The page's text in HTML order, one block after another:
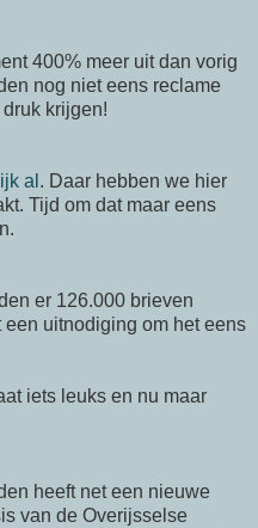
400% meer uit dan vorig
nog niet eens reclame
krijgen!
al . Daar hebben we hier
Tijd om dat maar eens
er 126.000 brieven
uitnodiging om het eens
iets leuks en nu maar
heeft net een nieuwe
van de Overijsselse